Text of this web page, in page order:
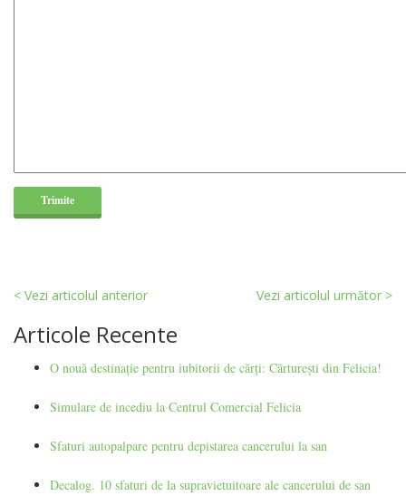
< Vezi articolul anterior Vezi articolul următor >
Articole Recente
O nouă destinație pentru iubitorii de cărți: Cărturești din Felicia!
Simulare de incediu la Centrul Comercial Felicia
Sfaturi autopalpare pentru depistarea cancerului la san
Decalog. 10 sfaturi de la supravietuitoare ale cancerului de san